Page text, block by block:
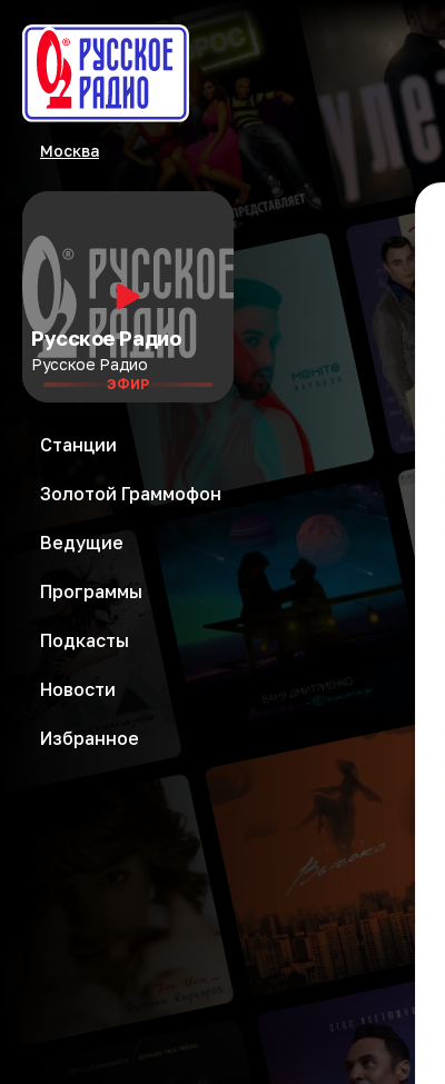
Москва
Русское Радио
Русское Радио
ЭФИР
Станции
Золотой Граммофон
Ведущие
Программы
Подкасты
Новости
Избранное